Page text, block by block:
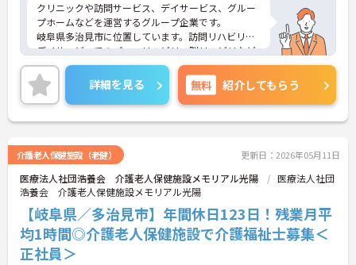
クリニックや訪問サービス、デイサービス、グルー
プホームなどを運営するグループ企業です。
岐阜県多治見市に位置しています。訪問リハビリ・
デイサービスでのパワーリハビリ・脳リハビリなど
を組み入れたリハビリを実施されて異ます。
勤務は日勤のみ、年間休日110日、日曜日・祝日は
休みですので、プライベートとの両立もしやすい環
境です。ご興味のある方はお気軽にお問い合わせ下
さい。
詳細を見る 無料 紹介してもらう
介護老人保健施設（老健） 更新日：2026年05月11日
医療法人社団浩養会 介護老人保健施設メモリアル光陽
医療法人社団
浩養会 介護老人保健施設メモリアル光陽
【岐阜県／多治見市】年間休日123日！残業月平
均1時間◎介護老人保健施設で介護福祉士募集＜
正社員＞